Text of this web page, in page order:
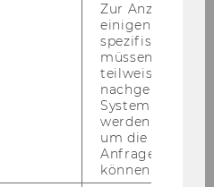
Februar 2014, 22.
Zur Anzeige von
einigen WU-
spezifischen
müssen
teilweise von
nachgelagerten
System
werden.
um die Antwort
Anfrage
können.